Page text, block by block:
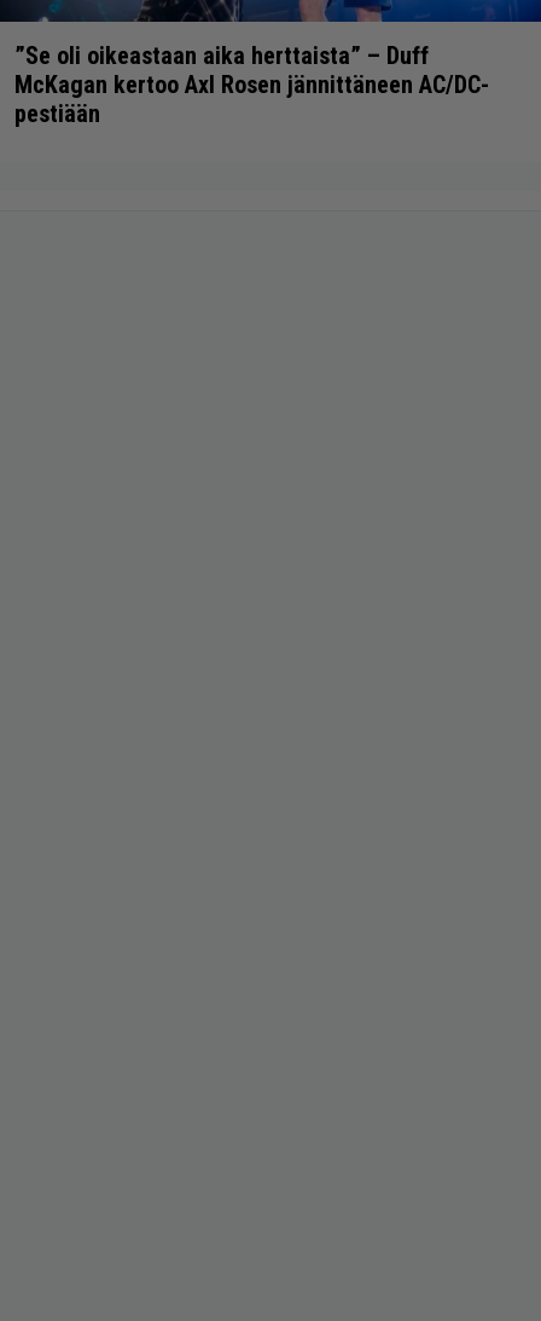
”Se oli oikeastaan aika herttaista” – Duff
McKagan kertoo Axl Rosen jännittäneen AC/DC-
pestiään